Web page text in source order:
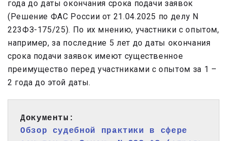
года до даты окончания срока подачи заявок
(Решение ФАС России от 21.04.2025 по делу N
223ФЗ-175/25). По их мнению, участники с опытом,
например, за последние 5 лет до даты окончания
срока подачи заявок имеют существенное
преимущество перед участниками с опытом за 1 –
2 года до этой даты.
Обзор судебной практики в сфере